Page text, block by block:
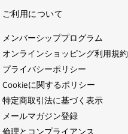
ご利用について
メンバーシッププログラム
オンラインショッピング利用規約
プライバシーポリシー
Cookieに関するポリシー
特定商取引法に基づく表示
メールマガジン登録
倫理とコンプライアンス